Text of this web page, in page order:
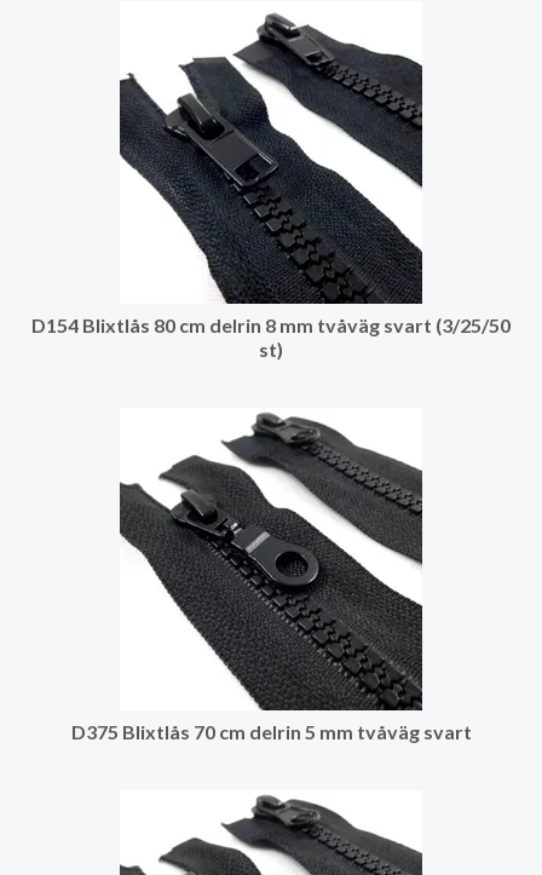
D154 Blixtlås 80 cm delrin 8 mm tvåväg svart (3/25/50
st)
D375 Blixtlås 70 cm delrin 5 mm tvåväg svart